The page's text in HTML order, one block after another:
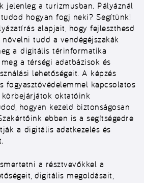
jelenleg a turizmusban. Pályáznál
hogyan fogj neki? Segítünk!
alapjait, hogy fejleszthesd
tudd a vendégéjszakák
a digitális térinformatika
a térségi adatbázisok és
lehetőségeit. A képzés
fogyasztóvédelemmel kapcsolatos
oktatóink
hogyan kezeld biztonságosan
ebben is a segítségedre
a digitális adatkezelés és
a résztvevőkkel a
digitális megoldásait,